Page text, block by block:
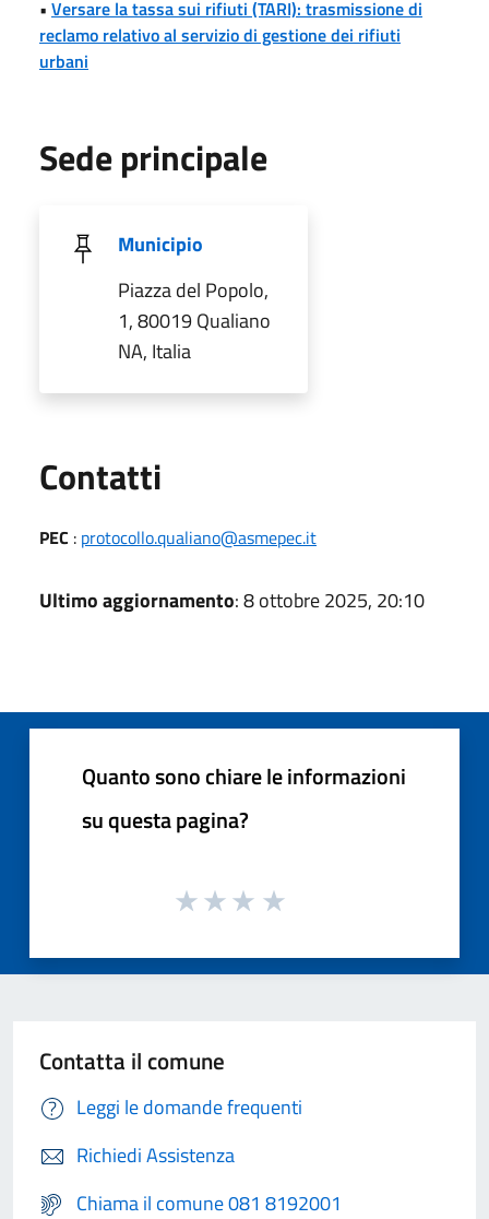
• Versare la tassa sui rifiuti (TARI): trasmissione di
reclamo relativo al servizio di gestione dei rifiuti
urbani
Sede principale
Municipio
Piazza del Popolo,
1, 80019 Qualiano
NA, Italia
Contatti
PEC : protocollo.qualiano@asmepec.it
Ultimo aggiornamento: 8 ottobre 2025, 20:10
Quanto sono chiare le informazioni
su questa pagina?
Contatta il comune
Leggi le domande frequenti
Richiedi Assistenza
Chiama il comune 081 8192001